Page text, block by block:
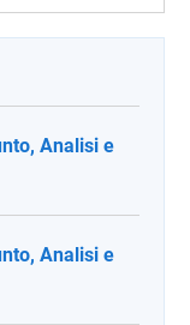
Analisi e
Analisi e